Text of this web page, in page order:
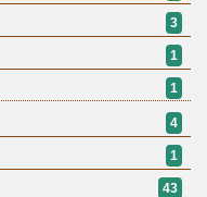
3
1
1
4
1
43